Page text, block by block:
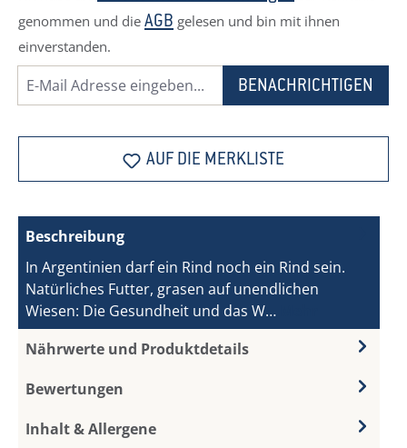
genommen und die AGB gelesen und bin mit ihnen
einverstanden.
BENACHRICHTIGEN
AUF DIE MERKLISTE
Beschreibung
In Argentinien darf ein Rind noch ein Rind sein.
Natürliches Futter, grasen auf unendlichen
Wiesen: Die Gesundheit und das W…
Nährwerte und Produktdetails
Bewertungen
Inhalt & Allergene